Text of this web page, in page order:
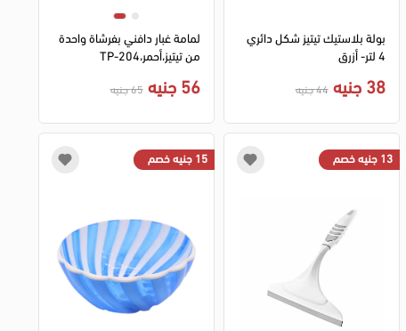
بولة بلاستيك تيتيز شكل دائري
4 لتر- أزرق
38 جنيه 44 جنيه
لمامة غبار دافني بفرشاة واحدة
من تيتيز،أحمر،TP-204
56 جنيه 65 جنيه
13 جنيه خصم 15 جنيه خصم